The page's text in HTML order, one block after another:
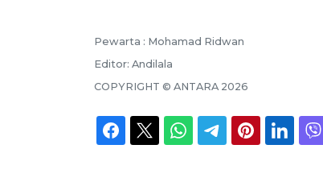
Pewarta : Mohamad Ridwan
Editor: Andilala
COPYRIGHT © ANTARA 2026